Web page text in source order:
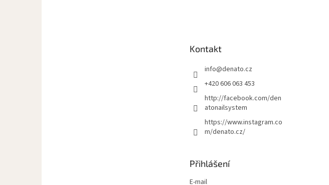
Kontakt
info@denato.cz
+420 606 063 453
http://facebook.com/den
atonailsystem
https://www.instagram.co
m/denato.cz/
Přihlášení
E-mail